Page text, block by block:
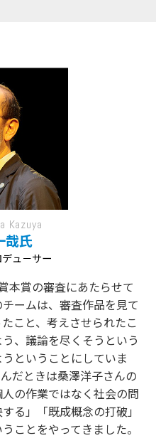
Kazuya
哉氏
ュ－サー
本賞の審査にあたらせて
ームは、審査作品を見て
こと、考えさせられたこ
、議論を尽くそうという
ということにしていま
だときは桑澤洋子さんの
の作業ではなく社会の問
る」「既成概念の打破」
ことをやってきました。